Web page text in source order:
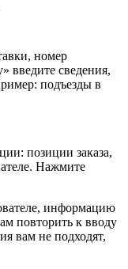
номер
введите сведения,
подъезды в
позиции заказа,
Нажмите
информацию
повторить к вводу
вам не подходят,